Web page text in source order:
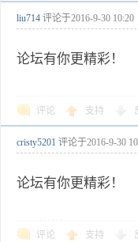
liu714 评论于2016-9-30 10:20
论坛有你更精彩！
评论 支持
cristy5201 评论于2016-9-30
论坛有你更精彩！
评论 支持